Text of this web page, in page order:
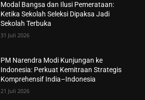
Modal Bangsa dan Ilusi Pemerataan:
Ketika Sekolah Seleksi Dipaksa Jadi
Sekolah Terbuka
31 Juli 2026
PM Narendra Modi Kunjungan ke
Indonesia: Perkuat Kemitraan Strategis
Komprehensif India–Indonesia
21 Juli 2026